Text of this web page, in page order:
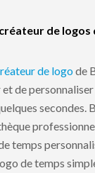
de
de logode
de
secondes.
temps
de temps